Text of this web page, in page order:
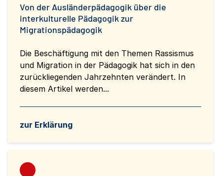
Von der Ausländerpädagogik über die
interkulturelle Pädagogik zur
Migrationspädagogik
Die Beschäftigung mit den Themen Rassismus
und Migration in der Pädagogik hat sich in den
zurückliegenden Jahrzehnten verändert. In
diesem Artikel werden...
zur Erklärung